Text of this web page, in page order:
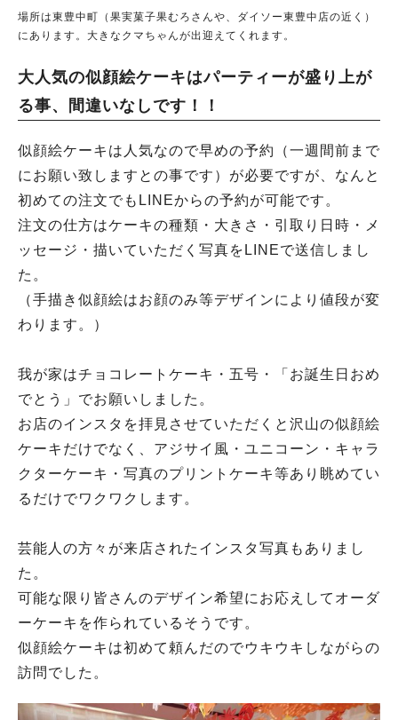
場所は東豊中町（果実菓子果むろさんや、ダイソー東豊中店の近く）
にあります。大きなクマちゃんが出迎えてくれます。
大人気の似顔絵ケーキはパーティーが盛り上が
る事、間違いなしです！！
似顔絵ケーキは人気なので早めの予約（一週間前まで
にお願い致しますとの事です）が必要ですが、なんと
初めての注文でもLINEからの予約が可能です。
注文の仕方はケーキの種類・大きさ・引取り日時・メ
ッセージ・描いていただく写真をLINEで送信しまし
た。
（手描き似顔絵はお顔のみ等デザインにより値段が変
わります。）
我が家はチョコレートケーキ・五号・「お誕生日おめ
でとう」でお願いしました。
お店のインスタを拝見させていただくと沢山の似顔絵
ケーキだけでなく、アジサイ風・ユニコーン・キャラ
クターケーキ・写真のプリントケーキ等あり眺めてい
るだけでワクワクします。
芸能人の方々が来店されたインスタ写真もありまし
た。
可能な限り皆さんのデザイン希望にお応えしてオーダ
ーケーキを作られているそうです。
似顔絵ケーキは初めて頼んだのでウキウキしながらの
訪問でした。